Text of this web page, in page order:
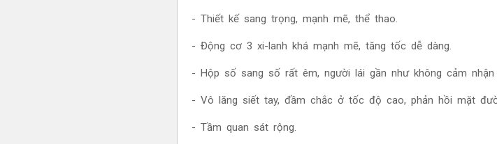
- Thiết kế sang trọng, mạnh mẽ, thể thao.
- Động cơ 3 xi-lanh khá mạnh mẽ, tăng tốc dễ dàng.
- Hộp số sang số rất êm, người lái gần như không cảm
- Vô lăng siết tay, đầm chắc ở tốc độ cao, phản hồi mặt
- Tầm quan sát rộng.